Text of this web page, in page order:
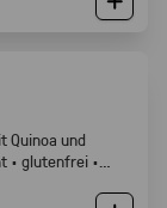
Quinoa und
· glutenfrei ·